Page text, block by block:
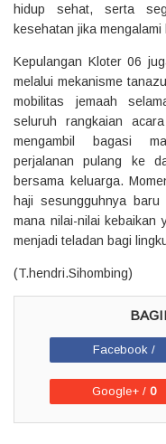
hidup sehat, serta
kesehatan jika mengalami
Kepulangan Kloter 06
melalui mekanisme
mobilitas jemaah
seluruh rangkaian
mengambil bagasi
perjalanan pulang ke
bersama keluarga.
haji sesungguhnya
mana nilai-nilai kebaikan
menjadi teladan bagi
(T.hendri.Sihombing)
Facebook /
Google+ / 0